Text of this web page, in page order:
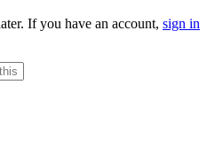
If you have an account, sign in